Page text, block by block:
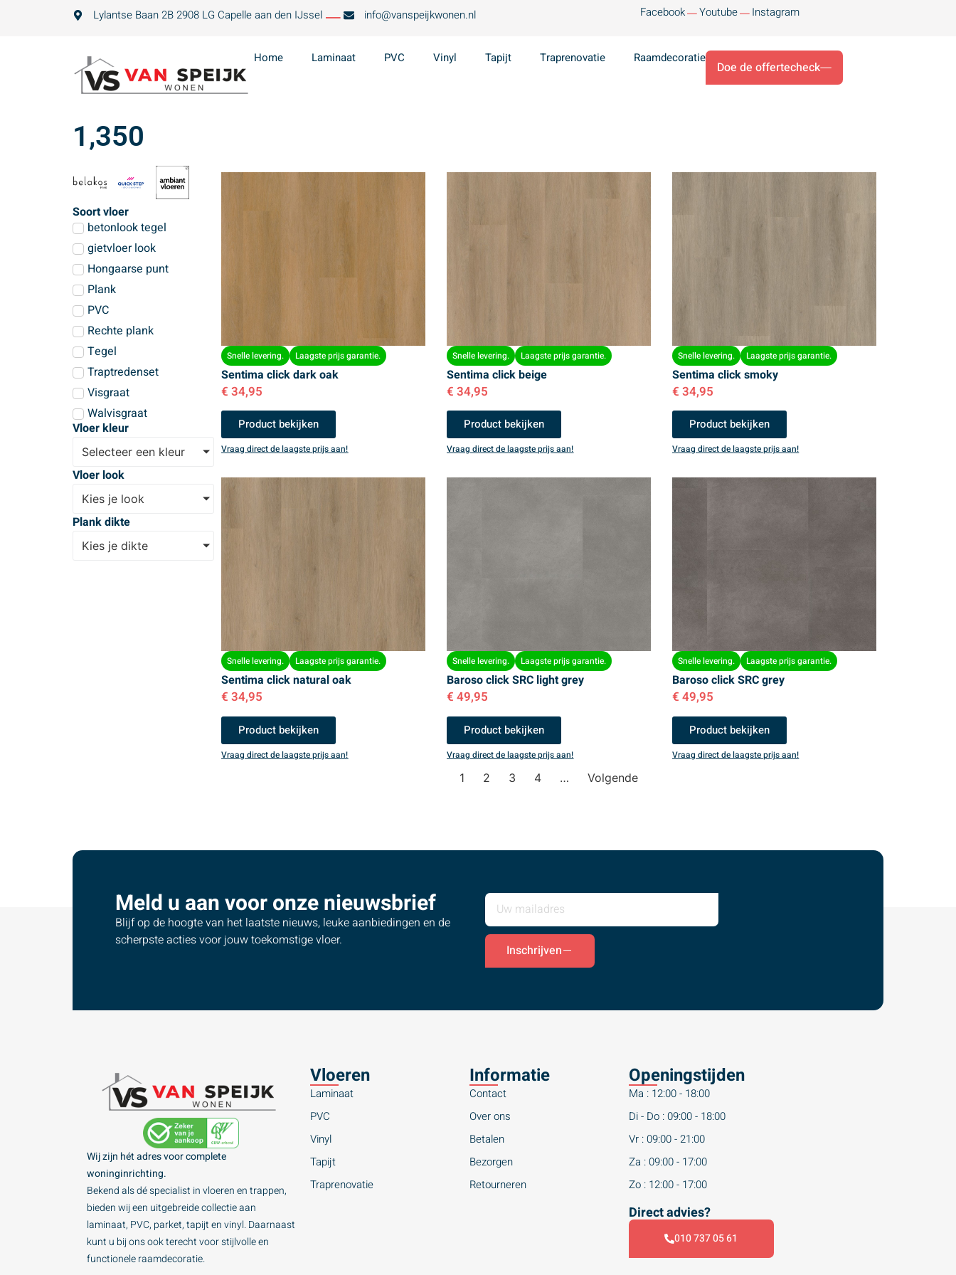
Lylantse Baan 2B 2908 LG Capelle aan den IJssel info@vanspeijkwonen.nl Facebook Youtube Instagram
Home Laminaat PVC Vinyl Tapijt Traprenovatie Raamdecoratie
Doe de offertecheck
1,350
Soort vloer
betonlook tegel
gietvloer look
Hongaarse punt
Plank
PVC
Rechte plank
Tegel
Traptredenset
Visgraat
Walvisgraat
Vloer kleur
Selecteer een kleur
Vloer look
Kies je look
Plank dikte
Kies je dikte
Snelle levering. Laagste prijs garantie.
Sentima click dark oak
€ 34,95
Product bekijken
Vraag direct de laagste prijs aan!
Snelle levering. Laagste prijs garantie.
Sentima click beige
€ 34,95
Product bekijken
Vraag direct de laagste prijs aan!
Snelle levering. Laagste prijs garantie.
Sentima click smoky
€ 34,95
Product bekijken
Vraag direct de laagste prijs aan!
Snelle levering. Laagste prijs garantie.
Sentima click natural oak
€ 34,95
Product bekijken
Vraag direct de laagste prijs aan!
Snelle levering. Laagste prijs garantie.
Baroso click SRC light grey
€ 49,95
Product bekijken
Vraag direct de laagste prijs aan!
Snelle levering. Laagste prijs garantie.
Baroso click SRC grey
€ 49,95
Product bekijken
Vraag direct de laagste prijs aan!
1 2 3 4 … Volgende
Meld u aan voor onze nieuwsbrief
Blijf op de hoogte van het laatste nieuws, leuke aanbiedingen en de
scherpste acties voor jouw toekomstige vloer.
Inschrijven
Wij zijn hét adres voor complete
woninginrichting.
Bekend als dé specialist in vloeren en trappen,
bieden wij een uitgebreide collectie aan
laminaat, PVC, parket, tapijt en vinyl. Daarnaast
kunt u bij ons ook terecht voor stijlvolle en
functionele raamdecoratie.
Vloeren
Laminaat
PVC
Vinyl
Tapijt
Traprenovatie
Informatie
Contact
Over ons
Betalen
Bezorgen
Retourneren
Openingstijden
Ma : 12:00 - 18:00
Di - Do : 09:00 - 18:00
Vr : 09:00 - 21:00
Za : 09:00 - 17:00
Zo : 12:00 - 17:00
Direct advies?
010 737 05 61